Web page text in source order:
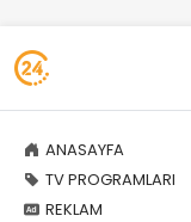
ANASAYFA
TV PROGRAMLARI
REKLAM